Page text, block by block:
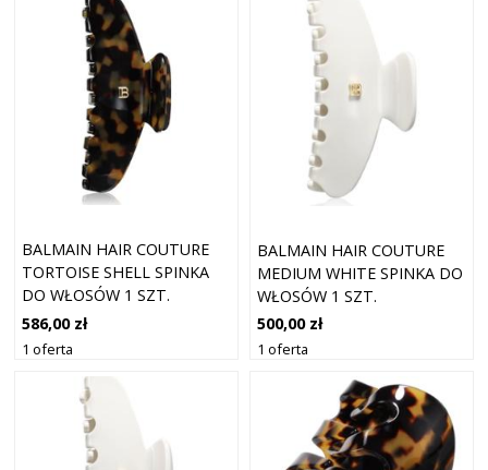
BALMAIN HAIR COUTURE
TORTOISE SHELL SPINKA
DO WŁOSÓW 1 SZT.
586,00 zł
1 oferta
BALMAIN HAIR COUTURE
MEDIUM WHITE SPINKA DO
WŁOSÓW 1 SZT.
500,00 zł
1 oferta